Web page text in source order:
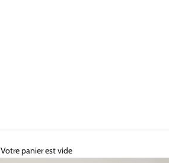
Votre panier est vide